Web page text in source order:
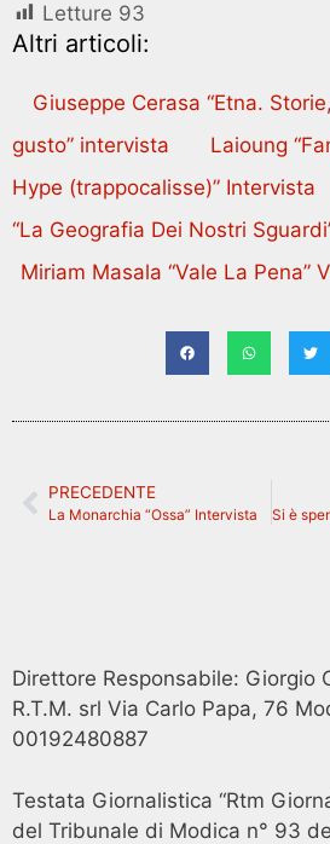
Letture 93
Altri articoli:
Giuseppe Cerasa “Etna.
gusto” intervista
Laioung
Hype (trappocalisse)” Intervista
“La Geografia Dei Nostri
Miriam Masala “Vale La Pena”
PRECEDENTE
La Monarchia “Ossa” Intervista
Direttore Responsabile: Giorgio
R.T.M. srl Via Carlo Papa, 76
00192480887
Testata Giornalistica “Rtm
del Tribunale di Modica n° 93